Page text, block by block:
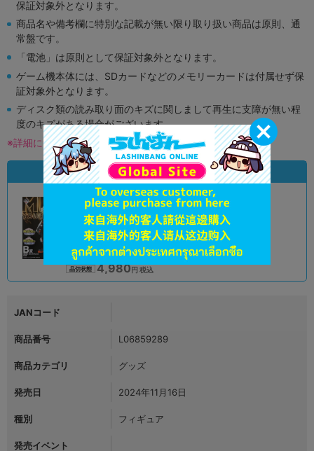
保証対象外となります。
商品名や備考欄に特別な記載が無い限り取り扱い商品は原則、通
常盤です。
「電池」は原則として保証対象外となります。
ゲーム機本体には、SDカードなどのメモリーカードは付属せず保
証対象外となります。
ディスク類の読み取り面のキズに関しまして再生に支障が無い程
度のキズがある場合がございます。
※詳細につきましてはコチラ
状態違いの同一商品
状態 :A
オンライン
品切状態 4,980円 税込
JANコード
商品番号 L06859289
商品カテゴリ グッズ
発売日 2024年11月16日
種別 フィギュア
発売イベント